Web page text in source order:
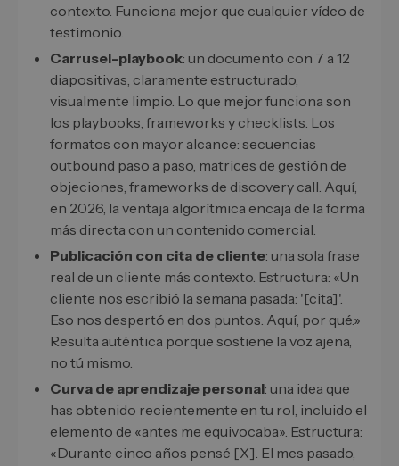
contexto. Funciona mejor que cualquier vídeo de
testimonio.
Carrusel-playbook: un documento con 7 a 12
diapositivas, claramente estructurado,
visualmente limpio. Lo que mejor funciona son
los playbooks, frameworks y checklists. Los
formatos con mayor alcance: secuencias
outbound paso a paso, matrices de gestión de
objeciones, frameworks de discovery call. Aquí,
en 2026, la ventaja algorítmica encaja de la forma
más directa con un contenido comercial.
Publicación con cita de cliente: una sola frase
real de un cliente más contexto. Estructura: «Un
cliente nos escribió la semana pasada: '[cita]'.
Eso nos despertó en dos puntos. Aquí, por qué.»
Resulta auténtica porque sostiene la voz ajena,
no tú mismo.
Curva de aprendizaje personal: una idea que
has obtenido recientemente en tu rol, incluido el
elemento de «antes me equivocaba». Estructura:
«Durante cinco años pensé [X]. El mes pasado,